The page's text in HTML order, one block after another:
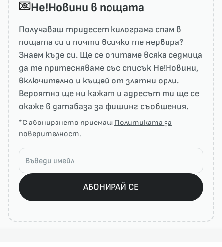
He!Новини в пощата
Получаваш тридесет килограма спам в
пощата си и почти всичко те нервира?
Знаем къде си. Ще се опитаме всяка седмица
да те притесняваме със списък He!Новини,
включително и къщей от златни орли.
Вероятно ще ни кажат и адресът ти ще се
окаже в датабаза за фишинг съобщения.
*С абонирането приемаш Политиката за
поверителност.
АБОНИРАЙ СЕ